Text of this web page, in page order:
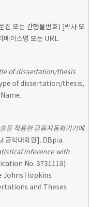
집 또는 간행물번호) [박사 또
베이스명 또는 URL.
of dissertation/thesis
of dissertation/thesis,
을 적용한 금융자동화기기에
공학대학원]. DBpia.
inference with
No. 3731118)
Hopkins
and Theses